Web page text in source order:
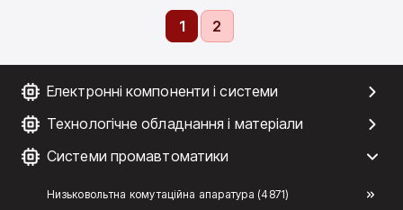
Електронні компоненти і системи
Технологічне обладнання і матеріали
Системи промавтоматики
Низьковольтна комутаційна апаратура (4871)
1 2